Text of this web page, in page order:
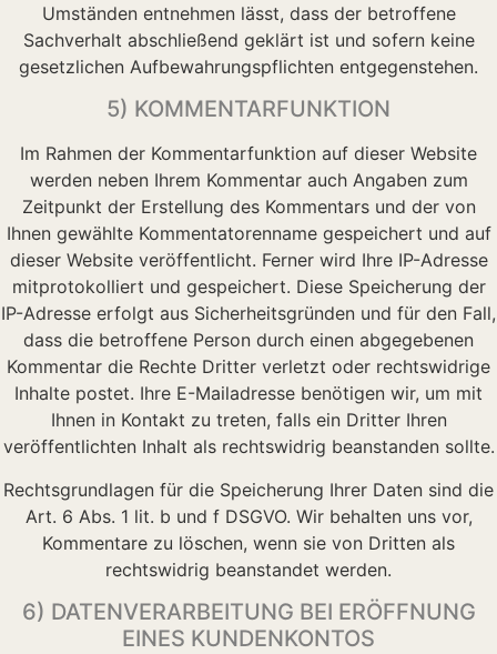
Umständen entnehmen lässt, dass der betroffene
Sachverhalt abschließend geklärt ist und sofern keine
gesetzlichen Aufbewahrungspflichten entgegenstehen.
5) KOMMENTARFUNKTION
Im Rahmen der Kommentarfunktion auf dieser Website
werden neben Ihrem Kommentar auch Angaben zum
Zeitpunkt der Erstellung des Kommentars und der von
Ihnen gewählte Kommentatorenname gespeichert und auf
dieser Website veröffentlicht. Ferner wird Ihre IP-Adresse
mitprotokolliert und gespeichert. Diese Speicherung der
IP-Adresse erfolgt aus Sicherheitsgründen und für den Fall,
dass die betroffene Person durch einen abgegebenen
Kommentar die Rechte Dritter verletzt oder rechtswidrige
Inhalte postet. Ihre E-Mailadresse benötigen wir, um mit
Ihnen in Kontakt zu treten, falls ein Dritter Ihren
veröffentlichten Inhalt als rechtswidrig beanstanden sollte.
Rechtsgrundlagen für die Speicherung Ihrer Daten sind die
Art. 6 Abs. 1 lit. b und f DSGVO. Wir behalten uns vor,
Kommentare zu löschen, wenn sie von Dritten als
rechtswidrig beanstandet werden.
6) DATENVERARBEITUNG BEI ERÖFFNUNG
EINES KUNDENKONTOS